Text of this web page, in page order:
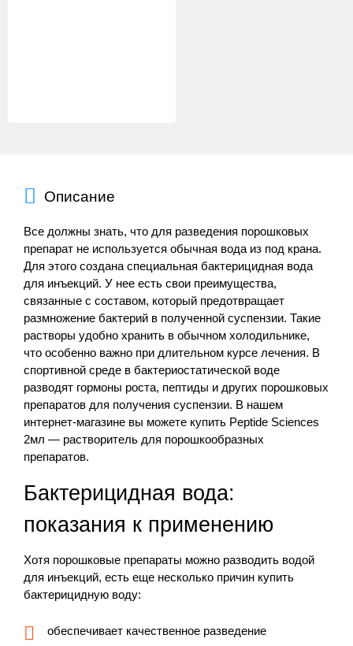
Описание
Все должны знать, что для разведения порошковых
препарат не используется обычная вода из под крана.
Для этого создана специальная бактерицидная вода
для инъекций. У нее есть свои преимущества,
связанные с составом, который предотвращает
размножение бактерий в полученной суспензии. Такие
растворы удобно хранить в обычном холодильнике,
что особенно важно при длительном курсе лечения. В
спортивной среде в бактериостатической воде
разводят гормоны роста, пептиды и других порошковых
препаратов для получения суспензии. В нашем
интернет-магазине вы можете купить Peptide Sciences
2мл — растворитель для порошкообразных
препаратов.
Бактерицидная вода:
показания к применению
Хотя порошковые препараты можно разводить водой
для инъекций, есть еще несколько причин купить
бактерицидную воду:
обеспечивает качественное разведение